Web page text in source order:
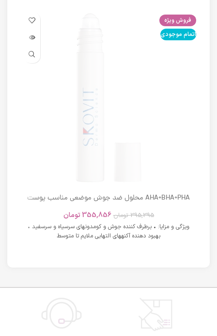
فروش ویژه
اتمام موجودی
AHA+BHA+PHA محلول ضد جوش موضعی مناسب پوست
395,395 تومان 355,856 تومان
ویژگی و مزایا: • برطرف کننده جوش و کومدونهای سرسیاه و سرسفید •
بهبود دهنده آکنههای التهابی ملایم تا متوسط